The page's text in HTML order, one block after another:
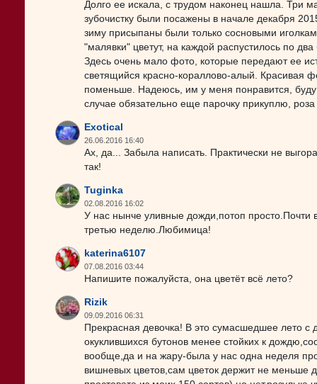
Долго ее искала, с трудом наконец нашла. Три
зубочистку были посажены в начале декабря
зиму присыпаны были только сосновыми
"малявки" цветут, на каждой распустилось по
Здесь очень мало фото, которые передают ее
светящийся красно-кораллово-алый. Красивая
поменьше. Надеюсь, им у меня понравится,
случае обязательно еще парочку прикуплю,
Exotical
26.06.2016 16:40
Ах, да... Забыла написать. Практически не
так!
Tuginka
02.08.2016 16:02
У нас нынче уливные дожди,потоп просто.Почти
третью неделю.Любимица!
katerina6107
07.08.2016 03:44
Напишите пожалуйста, она цветёт всё лето?
Rizik
09.09.2016 06:31
Прекрасная девочка! В это сумасшедшее лето
окуклившихся бутонов менее стойких к
вообще,да и на жару-была у нас одна неделя
вишневых цветов,сам цветок держит не меньше